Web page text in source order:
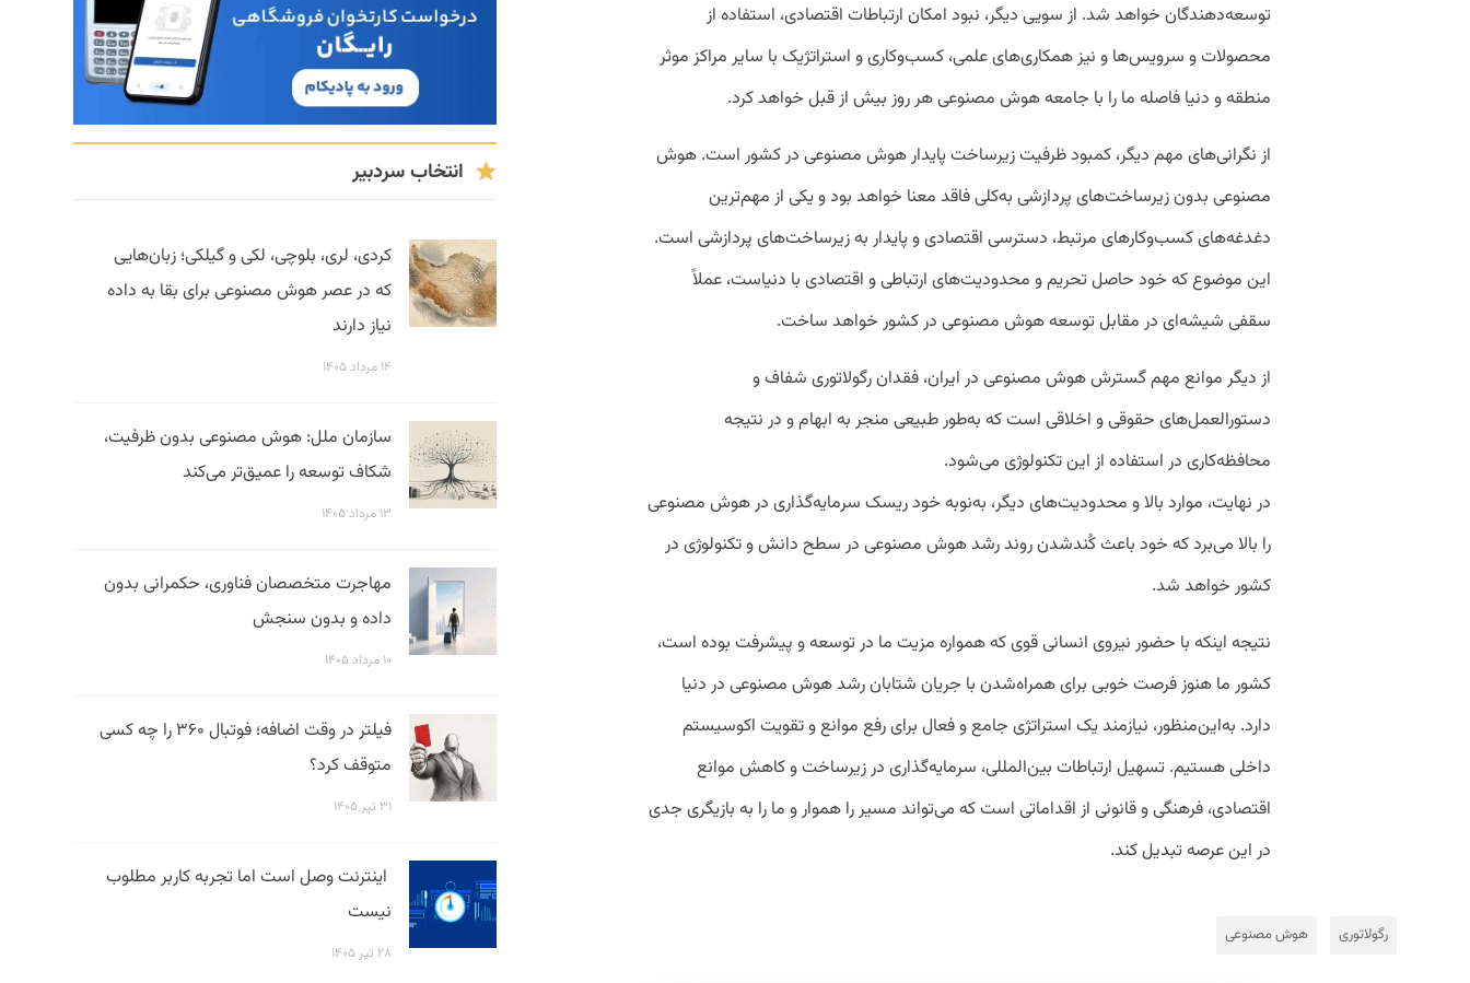
توسعه‌دهندگان خواهد شد. از سویی دیگر، نبود امکان ارتباطات اقتصادی، استفاده از
محصولات و سرویس‌ها و نیز همکاری‌های علمی، کسب‌و‌کاری و استراتژیک با سایر مراکز موثر
منطقه و دنیا فاصله ما را با جامعه هوش مصنوعی هر روز بیش از قبل خواهد کرد.
از نگرانی‌های مهم دیگر، کمبود ظرفیت زیرساخت پایدار هوش مصنوعی در کشور است. هوش
مصنوعی بدون زیرساخت‌های پردازشی به‌کلی فاقد معنا خواهد بود و یکی از مهم‌ترین
دغدغه‌های کسب‌وکارهای مرتبط، دسترسی اقتصادی و پایدار به زیرساخت‌های پردازشی است.
این موضوع که خود حاصل تحریم و محدودیت‌های ارتباطی و اقتصادی با دنیاست، عملاً
سقفی شیشه‌ای در مقابل توسعه هوش مصنوعی در کشور خواهد ساخت.
از دیگر موانع مهم گسترش هوش مصنوعی در ایران، فقدان رگولاتوری شفاف و
دستورالعمل‌های حقوقی و اخلاقی است که به‌طور طبیعی منجر به ابهام و در نتیجه
محافظه‌کاری در استفاده از این تکنولوژی می‌شود.
در نهایت، موارد بالا و محدودیت‌های دیگر، به‌نوبه خود ریسک سرمایه‌گذاری در هوش مصنوعی
را بالا می‌برد که خود باعث کُندشدن روند رشد هوش مصنوعی در سطح دانش و تکنولوژی در
کشور خواهد شد.
نتیجه اینکه با حضور نیروی انسانی قوی که همواره مزیت ما در توسعه و پیشرفت بوده است،
کشور ما هنوز فرصت خوبی برای همراه‌شدن با جریان شتابان رشد هوش مصنوعی در دنیا
دارد. به‌این‌منظور، نیازمند یک استراتژی جامع و فعال برای رفع موانع و تقویت اکوسیستم
داخلی هستیم. تسهیل ارتباطات بین‌المللی، سرمایه‌گذاری در زیرساخت و کاهش موانع
اقتصادی، فرهنگی و قانونی از اقداماتی ا‌ست که می‌تواند مسیر را هموار و ما را به بازیگری جدی
در این عرصه تبدیل کند.
رگولاتوری هوش مصنوعی
انتخاب سردبیر
کردی، لری، بلوچی، لکی و گیلکی؛ زبان‌هایی
که در عصر هوش مصنوعی برای بقا به داده
نیاز دارند
۱۴ مرداد ۱۴۰۵
سازمان ملل: هوش مصنوعی بدون ظرفیت،
شکاف توسعه را عمیق‌تر می‌کند
۱۳ مرداد ۱۴۰۵
مهاجرت متخصصان فناوری، حکمرانی بدون
داده و بدون سنجش
۱۰ مرداد ۱۴۰۵
فیلتر در وقت اضافه؛ فوتبال ۳۶۰ را چه کسی
متوقف کرد؟
۳۱ تیر ۱۴۰۵
اینترنت وصل است اما تجربه کاربر مطلوب
نیست
۲۸ تیر ۱۴۰۵